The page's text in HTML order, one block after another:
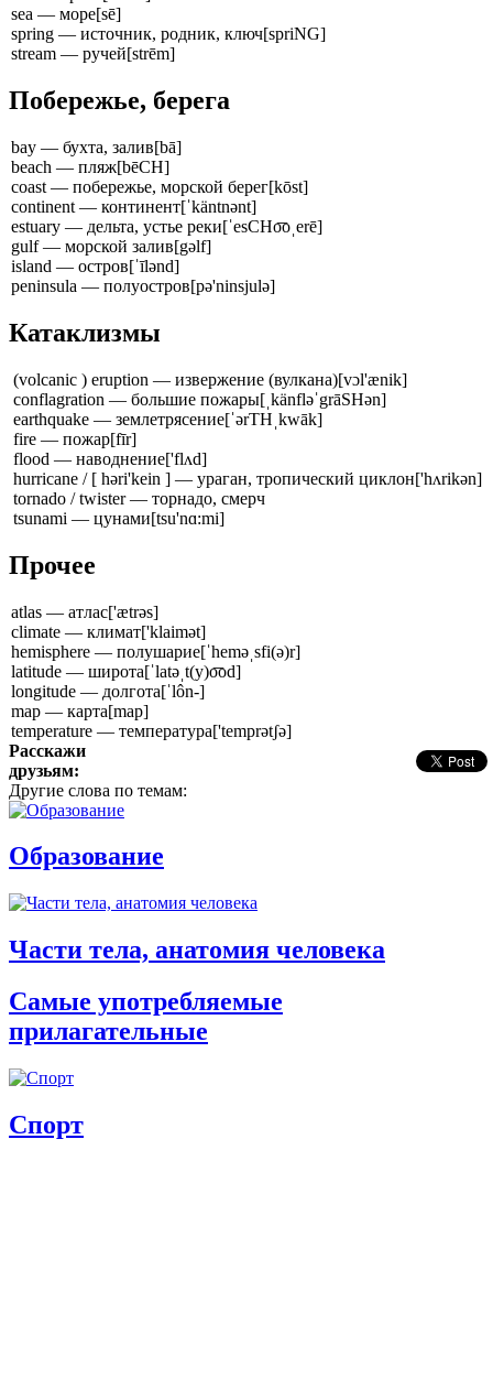
sea — море[sē]
spring — источник, родник, ключ[spriNG]
stream — ручей[strēm]
Побережье, берега
bay — бухта, залив[bā]
beach — пляж[bēCH]
coast — побережье, морской берег[kōst]
continent — континент[ˈkäntnənt]
estuary — дельта, устье реки[ˈesCHo͞oˌerē]
gulf — морской залив[gəlf]
island — остров[ˈīlənd]
peninsula — полуостров[pə'ninsjulə]
Катаклизмы
(volcanic ) eruption — извержение (вулкана)[vɔl'ænik]
conflagration — большие пожары[ˌkänfləˈgrāSHən]
earthquake — землетрясение[ˈərTHˌkwāk]
fire — пожар[fīr]
flood — наводнение['flʌd]
hurricane / [ həri'kein ] — ураган, тропический циклон['hʌrikən]
tornado / twister — торнадо, смерч
tsunami — цунами[tsu'nɑ:mi]
Прочее
atlas — атлас['ætrəs]
climate — климат['klaimət]
hemisphere — полушарие[ˈheməˌsfi(ə)r]
latitude — широта[ˈlatəˌt(y)o͞od]
longitude — долгота[ˈlôn-]
map — карта[map]
temperature — температура['temprətʃə]
Расскажи
друзьям:
Другие слова по темам:
Образование
Части тела, анатомия человека
Самые употребляемые
прилагательные
Спорт